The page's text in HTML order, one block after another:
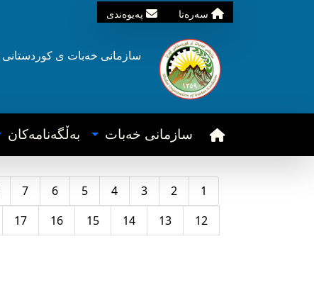
سه‌ره‌تا په‌یوه‌ندی
سازمانی خه‌بات ی کوردستانی
سازمانی خه‌بات به‌ڵگه‌نامه‌کان
1
2
3
4
5
6
7
12
13
14
15
16
17